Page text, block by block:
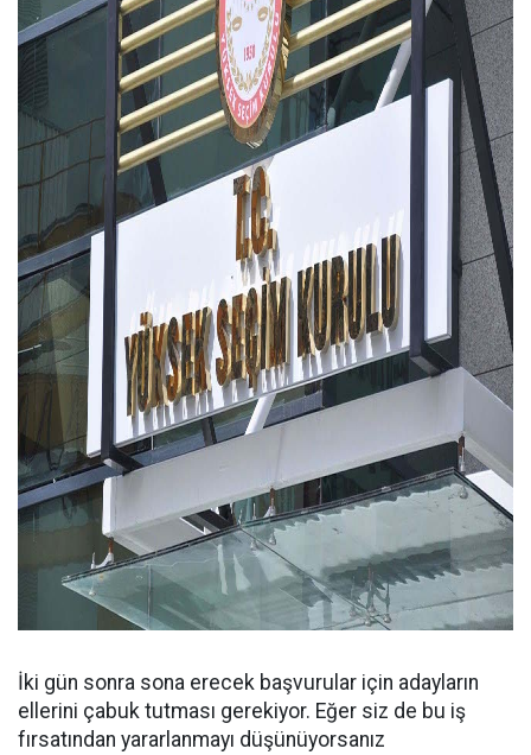
İki gün sonra sona erecek başvurular için adayların
ellerini çabuk tutması gerekiyor. Eğer siz de bu iş
fırsatından yararlanmayı düşünüyorsanız